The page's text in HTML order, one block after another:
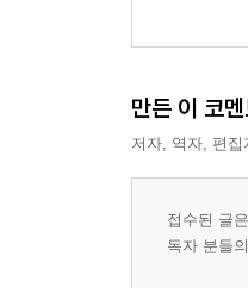
만든 이 코
저자, 역자, 편
접수된 글
독자 분들